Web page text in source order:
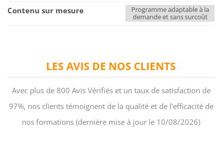
LES AVIS DE NOS CLIENTS
Avec plus de 800 Avis Vérifiés et un taux de satisfaction de
97%, nos clients témoignent de la qualité et de l'efficacité de
nos formations (dernière mise à jour le 10/08/2026)
Contenu sur mesure
Programme adaptable à la
demande et sans surcoût